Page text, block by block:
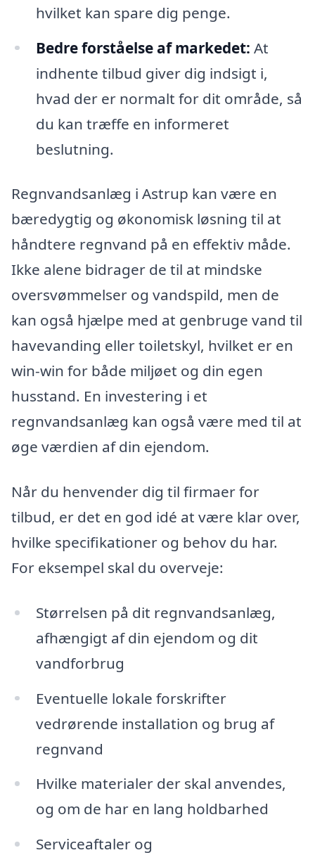
hvilket kan spare dig penge.
Bedre forståelse af markedet: At
indhente tilbud giver dig indsigt i,
hvad der er normalt for dit område, så
du kan træffe en informeret
beslutning.
Regnvandsanlæg i Astrup kan være en
bæredygtig og økonomisk løsning til at
håndtere regnvand på en effektiv måde.
Ikke alene bidrager de til at mindske
oversvømmelser og vandspild, men de
kan også hjælpe med at genbruge vand til
havevanding eller toiletskyl, hvilket er en
win-win for både miljøet og din egen
husstand. En investering i et
regnvandsanlæg kan også være med til at
øge værdien af din ejendom.
Når du henvender dig til firmaer for
tilbud, er det en god idé at være klar over,
hvilke specifikationer og behov du har.
For eksempel skal du overveje:
Størrelsen på dit regnvandsanlæg,
afhængigt af din ejendom og dit
vandforbrug
Eventuelle lokale forskrifter
vedrørende installation og brug af
regnvand
Hvilke materialer der skal anvendes,
og om de har en lang holdbarhed
Serviceaftaler og